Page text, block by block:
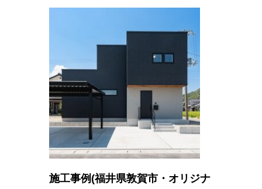
施工事例(福井県敦賀市・オリジナ